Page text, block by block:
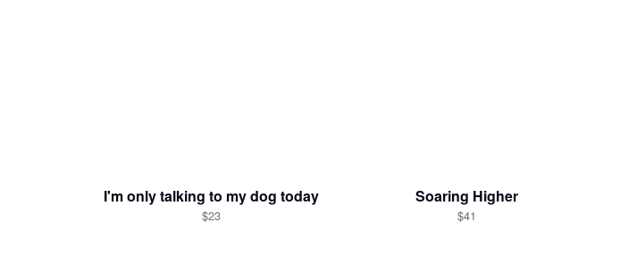
I'm only talking to my dog today
$23
Soaring Higher
$41